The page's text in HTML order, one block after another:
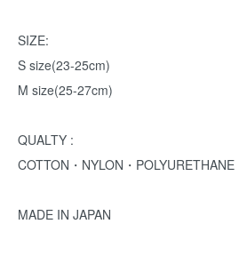
SIZE:
S size(23-25cm)
M size(25-27cm)
QUALTY :
COTTON・NYLON・POLYURETHANE
MADE IN JAPAN